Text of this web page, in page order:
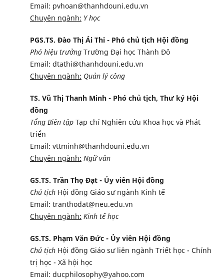
Email: pvhoan@thanhdouni.edu.vn
Chuyên ngành: Y học
PGS.TS. Đào Thị Ái Thi - Phó chủ tịch Hội đồng
Phó hiệu trưởngTrường Đại học Thành Đô
Email: dtathi@thanhdouni.edu.vn
Chuyên ngành: Quản lý công
TS. Vũ Thị Thanh Minh - Phó chủ tịch, Thư ký Hội
đồng
Tổng Biên tậpTạp chí Nghiên cứu Khoa học và Phát
triển
Email: vttminh@thanhdouni.edu.vn
Chuyên ngành: Ngữ văn
GS.TS. Trần Thọ Đạt - Ủy viên Hội đồng
Chủ tịchHội đồng Giáo sư ngành Kinh tế
Email: tranthodat@neu.edu.vn
Chuyên ngành: Kinh tế học
GS.TS. Phạm Văn Đức - Ủy viên Hội đồng
Chủ tịchHội đồng Giáo sư liên ngành Triết học - Chính
trị học - Xã hội học
Email: ducphilosophy@yahoo.com